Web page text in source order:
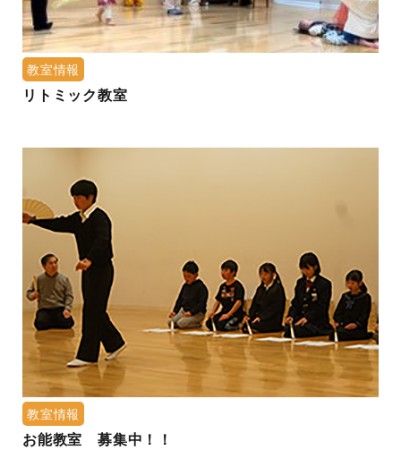
教室情報
リトミック教室
教室情報
お能教室 募集中！！